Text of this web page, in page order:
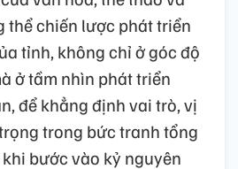
thể chiến lược phát triển
tỉnh, không chỉ ở góc độ
ở tầm nhìn phát triển
để khẳng định vai trò, vị
trong bức tranh tổng
bước vào kỷ nguyên